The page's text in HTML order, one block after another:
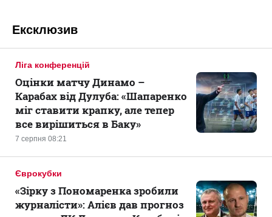
Ексклюзив
Ліга конференцій
7 серпня 08:21
Оцінки матчу Динамо –
Карабах від Дулуба: «Шапаренко
міг ставити крапку, але тепер
все вирішиться в Баку»
Єврокубки
«Зірку з Пономаренка зробили
журналісти»: Алієв дав прогноз